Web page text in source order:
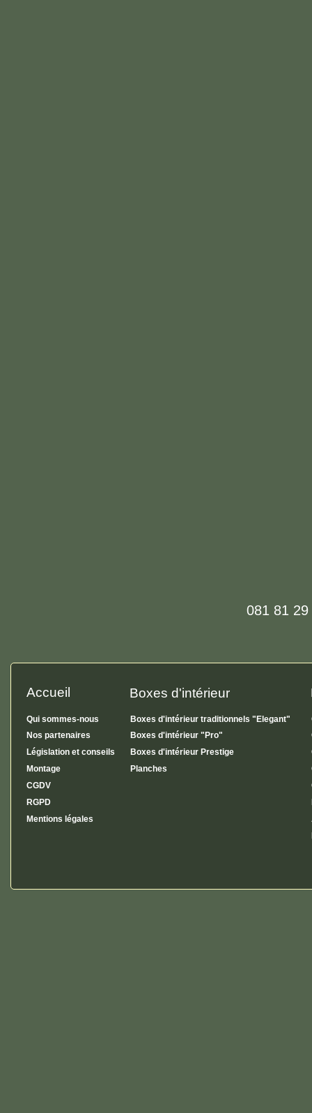
081 81
Accueil Boxes d'intérieur
Qui sommes-nous
Nos partenaires
Législation et conseils
Montage
CGDV
RGPD
Mentions légales
Boxes d'intérieur traditionnels "Elegant"
Boxes d'intérieur "Pro"
Boxes d'intérieur Prestige
Planches